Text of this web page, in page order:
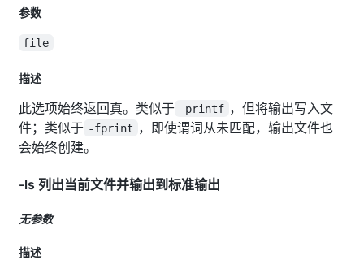
参数
file
描述
此选项始终返回真。类似于 -printf ，但将输出写入文
件；类似于 -fprint ，即使谓词从未匹配，输出文件也
会始终创建。
-ls 列出当前文件并输出到标准输出
无参数
描述